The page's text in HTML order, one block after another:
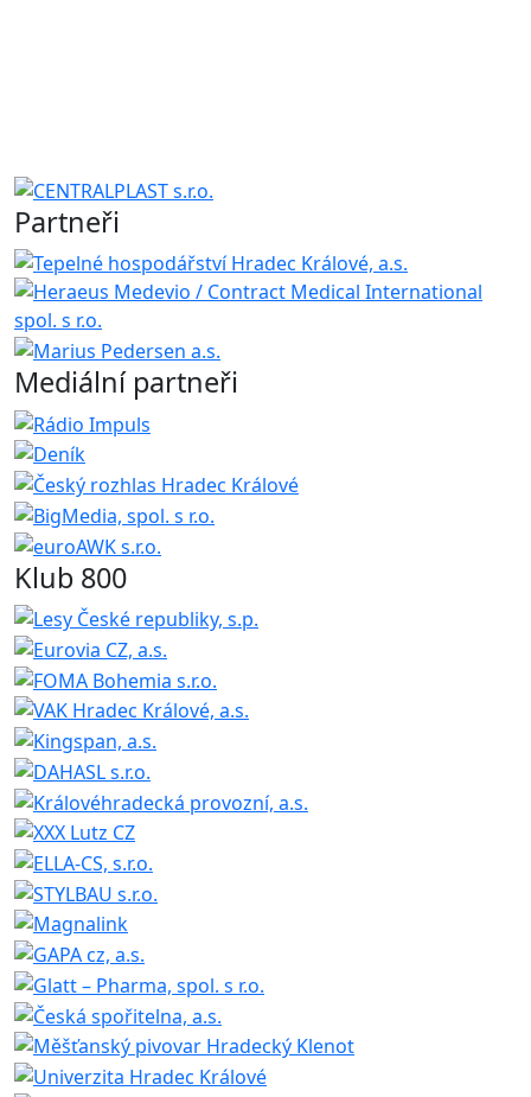
Partneři
Mediální partneři
Klub 800